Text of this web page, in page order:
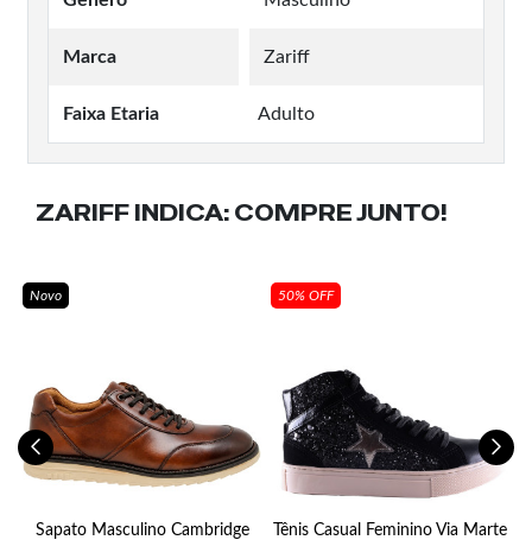
Marca Zariff
Faixa Etaria Adulto
ZARIFF INDICA: COMPRE JUNTO!
Novo
Sapato Masculino Cambridge
50% OFF
Tênis Casual Feminino Via Marte